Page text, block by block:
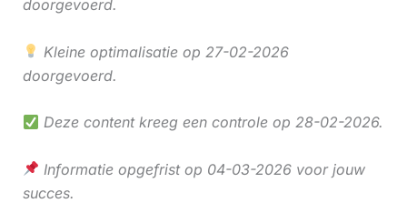
doorgevoerd.
Kleine optimalisatie op 27-02-2026
doorgevoerd.
Deze content kreeg een controle op 28-02-2026.
Informatie opgefrist op 04-03-2026 voor jouw
succes.